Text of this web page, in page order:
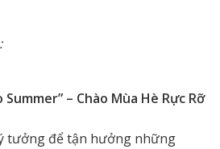
Summer” – Chào Mùa Hè Rực Rỡ
tưởng để tận hưởng những